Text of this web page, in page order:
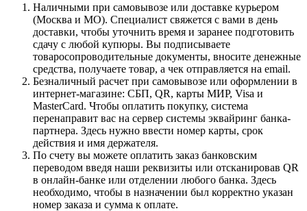
Наличными при самовывозе или доставке курьером
(Москва и МО). Специалист свяжется с вами в день
доставки, чтобы уточнить время и заранее подготовить
сдачу с любой купюры. Вы подписываете
товаросопроводительные документы, вносите денежные
средства, получаете товар, а чек отправляется на email.
Безналичный расчет при самовывозе или оформлении в
интернет-магазине: СБП, QR, карты МИР, Visa и
MasterCard. Чтобы оплатить покупку, система
перенаправит вас на сервер системы эквайринг банка-
партнера. Здесь нужно ввести номер карты, срок
действия и имя держателя.
По счету вы можете оплатить заказ банковским
переводом введя наши реквизиты или отсканировав QR
в онлайн-банке или отделении любого банка. Здесь
необходимо, чтобы в назначении был корректно указан
номер заказа и сумма к оплате.